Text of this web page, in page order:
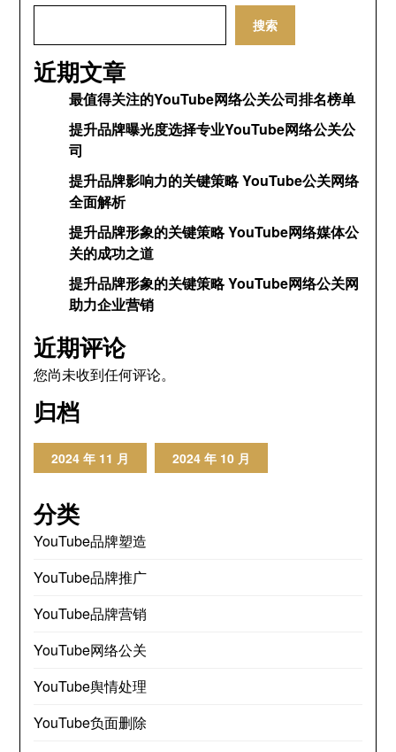
搜索
近期文章
最值得关注的YouTube网络公关公司排名榜单
提升品牌曝光度选择专业YouTube网络公关公
司
提升品牌影响力的关键策略 YouTube公关网络
全面解析
提升品牌形象的关键策略 YouTube网络媒体公
关的成功之道
提升品牌形象的关键策略 YouTube网络公关网
助力企业营销
近期评论
您尚未收到任何评论。
归档
2024 年 11 月 2024 年 10 月
分类
YouTube品牌塑造
YouTube品牌推广
YouTube品牌营销
YouTube网络公关
YouTube舆情处理
YouTube负面删除